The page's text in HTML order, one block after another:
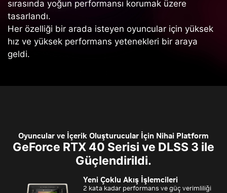
sırasında yoğun performansı korumak üzere
tasarlandı.
Her özelliği bir arada isteyen oyuncular için yüksek
hız ve yüksek performans yetenekleri bir araya
geldi.
Oyuncular ve İçerik Oluşturucular İçin Nihai Platform
GeForce RTX 40 Serisi ve DLSS 3 ile
Güçlendirildi.
Yeni Çoklu Akış İşlemcileri
2 kata kadar performans ve güç verimliliği